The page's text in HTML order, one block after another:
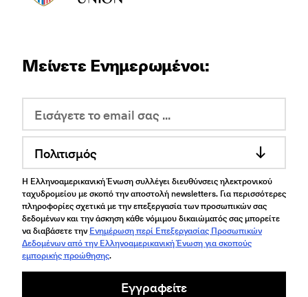
Μείνετε Ενημερωμένοι:
Πολιτισμός
Η Ελληνοαμερικανική Ένωση συλλέγει διευθύνσεις ηλεκτρονικού
ταχυδρομείου με σκοπό την αποστολή newsletters. Για περισσότερες
πληροφορίες σχετικά με την επεξεργασία των προσωπικών σας
δεδομένων και την άσκηση κάθε νόμιμου δικαιώματός σας μπορείτε
να διαβάσετε την Ενημέρωση περί Επεξεργασίας Προσωπικών
Δεδομένων από την Ελληνοαμερικανική Ένωση για σκοπούς
εμπορικής προώθησης.
Εγγραφείτε